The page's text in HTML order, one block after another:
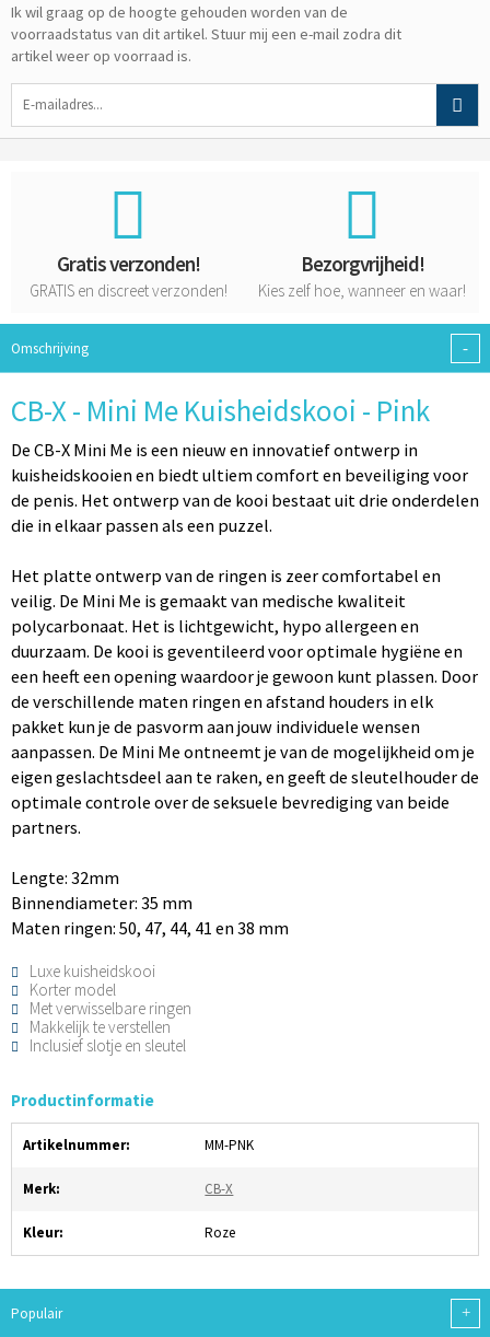
Ik wil graag op de hoogte gehouden worden van de
voorraadstatus van dit artikel. Stuur mij een e-mail zodra dit
artikel weer op voorraad is.
Gratis verzonden!
GRATISen discreetverzonden!
Bezorgvrijheid!
Kies zelf hoe, wanneer en waar!
Omschrijving -
CB-X - Mini Me Kuisheidskooi - Pink
De CB-X Mini Me is een nieuw en innovatief ontwerp in
kuisheidskooien en biedt ultiem comfort en beveiliging voor
de penis. Het ontwerp van de kooi bestaat uit drie onderdelen
die in elkaar passen als een puzzel.
Het platte ontwerp van de ringen is zeer comfortabel en
veilig. De Mini Me is gemaakt van medische kwaliteit
polycarbonaat. Het is lichtgewicht, hypo allergeen en
duurzaam. De kooi is geventileerd voor optimale hygiëne en
een heeft een opening waardoor je gewoon kunt plassen. Door
de verschillende maten ringen en afstand houders in elk
pakket kun je de pasvorm aan jouw individuele wensen
aanpassen. De Mini Me ontneemt je van de mogelijkheid om je
eigen geslachtsdeel aan te raken, en geeft de sleutelhouder de
optimale controle over de seksuele bevrediging van beide
partners.
Lengte: 32mm
Binnendiameter: 35 mm
Maten ringen: 50, 47, 44, 41 en 38 mm
Luxe kuisheidskooi
Korter model
Met verwisselbare ringen
Makkelijk te verstellen
Inclusief slotje en sleutel
Productinformatie
Artikelnummer: MM-PNK
Merk: CB-X
Kleur: Roze
Populair +